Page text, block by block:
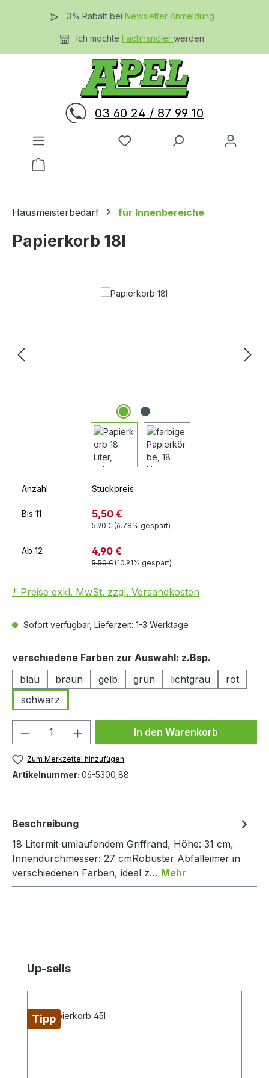
Zum Hauptinhalt springen
3% Rabatt bei Newsletter Anmeldung
Ich möchteFachhändlerwerden
03 60 24 / 87 99 10
Du hast 0 Produkte auf dem
Warenkorb enthält 0 Positionen. Der
Hausmeisterbedarf für Innenbereiche
Papierkorb 18l
Bildergalerie überspringen
Anzahl Stückpreis
Bis 11 5,50 €
5,90 € (6.78% gespart)
Ab 12 4,90 €
5,50 € (10.91% gespart)
* Preise exkl. MwSt. zzgl. Versandkosten
Sofort verfügbar, Lieferzeit: 1-3 Werktage
verschiedene Farben zur Auswahl: z.Bsp.
blau
braun gelb grün lichtgrau
rot
schwarz
Produkt Anzahl: Gib denIn den Warenkorb
Zum Merkzettel hinzufügen
Artikelnummer: 06-5300_88
Beschreibung
18 Litermit umlaufendem Griffrand, Höhe: 31 cm,
Innendurchmesser: 27 cmRobuster Abfalleimer in
verschiedenen Farben, ideal z… Mehr
Produktgalerie überspringen
Up-sells
Tipp